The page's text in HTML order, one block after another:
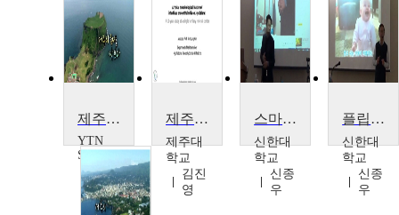
제주의 특미를 맛보다
YTN
SCIENCE
제주지역에서의 감염성 안내염
제주대
학교
김진
영
스마트기기를 활용한 쌍방향 교수법 (제주한라대학교)
신한대
학교
신종
우
플립러닝을 위한 유튜브 리터러시 (제주한라대학교)
신한대
학교
신종
우